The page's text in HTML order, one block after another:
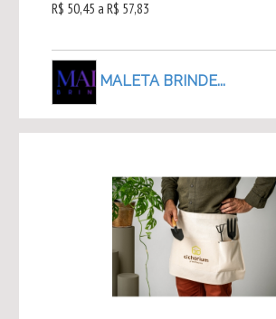
R$ 50,45 a R$ 57,83
MALETA BRINDE...